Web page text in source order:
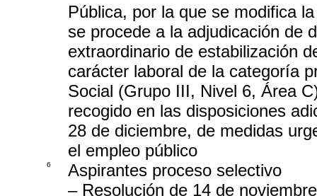
Pública, por la que se modifica
se procede a la adjudicación de
extraordinario de estabilización
carácter laboral de la categoría
Social (Grupo III, Nivel 6, Área
recogido en las disposiciones
28 de diciembre, de medidas
el empleo público
6
Aspirantes proceso selectivo
– Resolución de 14 de